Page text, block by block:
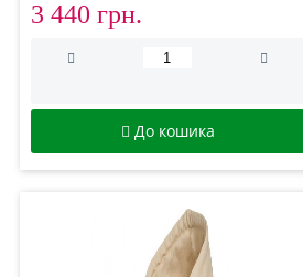
3 440 грн.
До кошика